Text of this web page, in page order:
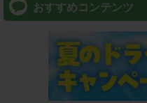
おすすめコンテンツ